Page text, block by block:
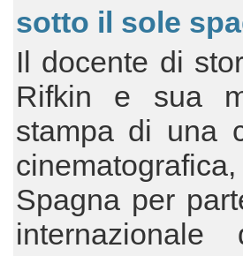
sotto il sole
Il docente di
Rifkin e sua
stampa di una
Spagna per